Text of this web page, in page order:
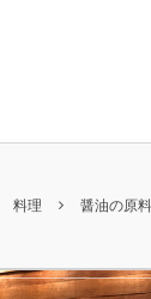
料理 醤油の原